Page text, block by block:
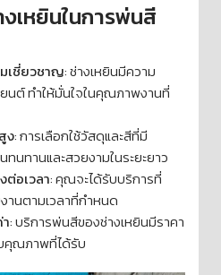
เหยินในการพ่นสี
เชี่ยวชาญ: ช่างเหยินมีความ
ต์ ทำให้มั่นใจในคุณภาพงานที่
ง: การเลือกใช้วัสดุและสีที่มี
ทานและสวยงามในระยะยาว
ต่อเวลา: คุณจะได้รับบริการที่
านตามเวลาที่กำหนด
: บริการพ่นสีของช่างเหยินมีราคา
คุณภาพที่ได้รับ